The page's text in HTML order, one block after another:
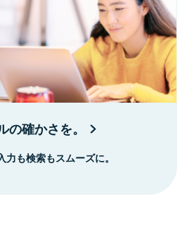
確かさを。
も検索もスムーズに。